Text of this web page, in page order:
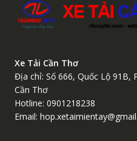
Xe Tải Cần Thơ
Địa chỉ: Số 666, Quốc Lộ 91B,
Cần Thơ
Hotline: 0901218238
Email: